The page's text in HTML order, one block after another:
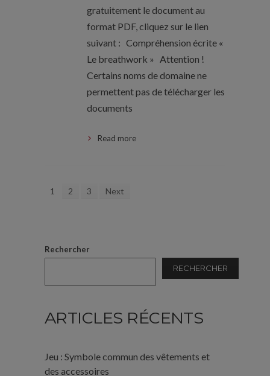
gratuitement le document au
format PDF, cliquez sur le lien
suivant : Compréhension écrite «
Le breathwork » Attention !
Certains noms de domaine ne
permettent pas de télécharger les
documents
Read more
1 2 3 Next
Rechercher
RECHERCHER
ARTICLES RÉCENTS
Jeu : Symbole commun des vêtements et
des accessoires